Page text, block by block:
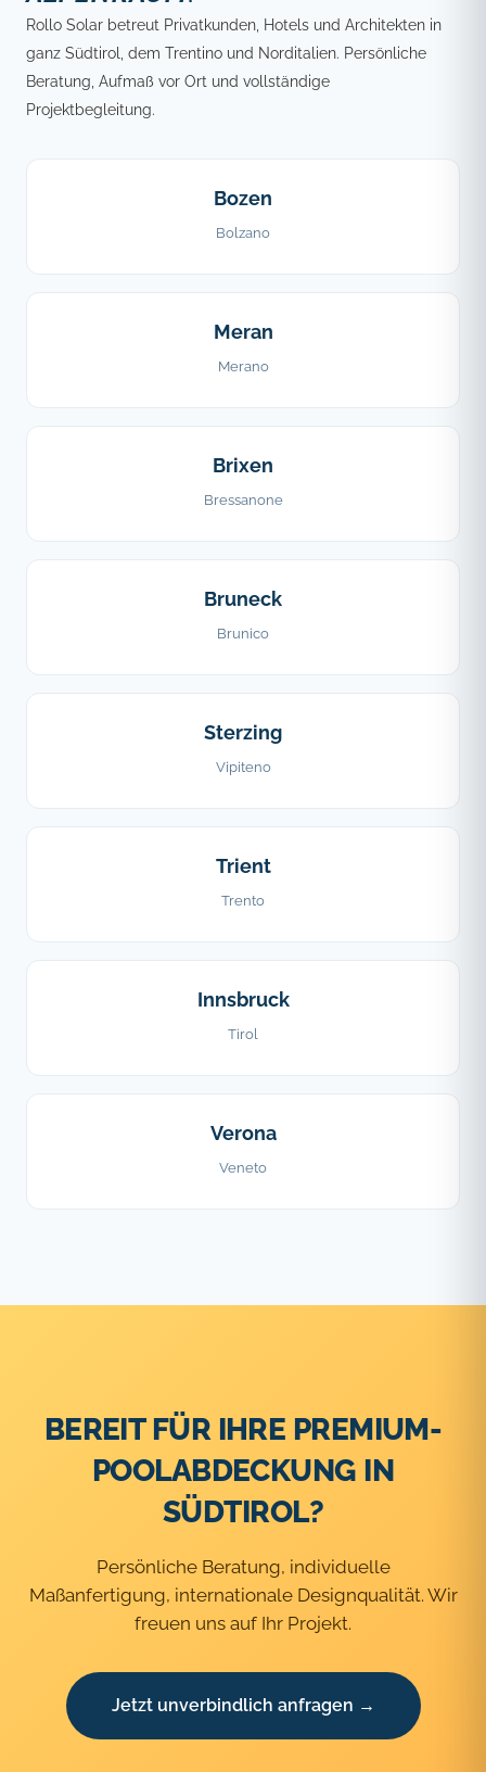
Rollo Solar betreut Privatkunden, Hotels und Architekten in
ganz Südtirol, dem Trentino und Norditalien. Persönliche
Beratung, Aufmaß vor Ort und vollständige
Projektbegleitung.
Bozen
Bolzano
Meran
Merano
Brixen
Bressanone
Bruneck
Brunico
Sterzing
Vipiteno
Trient
Trento
Innsbruck
Tirol
Verona
Veneto
BEREIT FÜR IHRE PREMIUM-
POOLABDECKUNG IN
SÜDTIROL?
Persönliche Beratung, individuelle
Maßanfertigung, internationale Designqualität. Wir
freuen uns auf Ihr Projekt.
Jetzt unverbindlich anfragen →